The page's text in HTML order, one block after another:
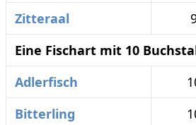
Zitteraal
Eine Fischart mit 10
Adlerfisch
Bitterling